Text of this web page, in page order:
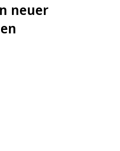
neuer